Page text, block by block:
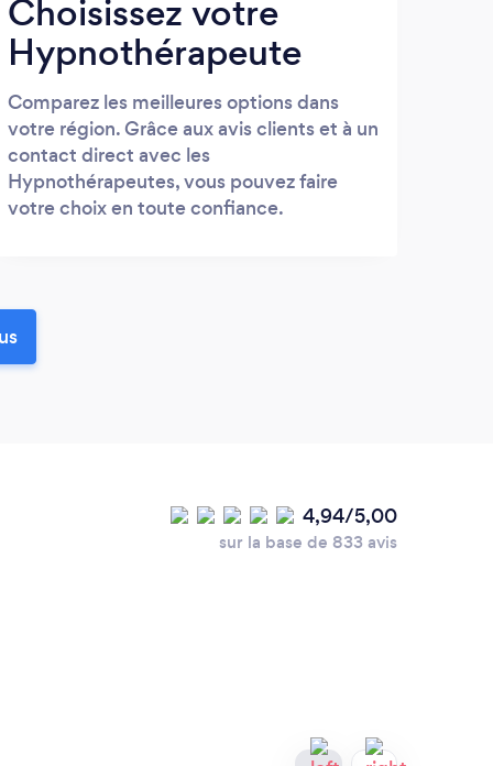
Choisissez votre
Hypnothérapeute
Comparez les meilleures options dans
votre région. Grâce aux avis clients et à un
contact direct avec les
Hypnothérapeutes, vous pouvez faire
votre choix en toute confiance.
4,94/5,00
sur la base de 833 avis